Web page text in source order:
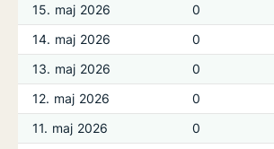
15. maj 2026
0
14. maj 2026
0
13. maj 2026
0
12. maj 2026
0
11. maj 2026
0